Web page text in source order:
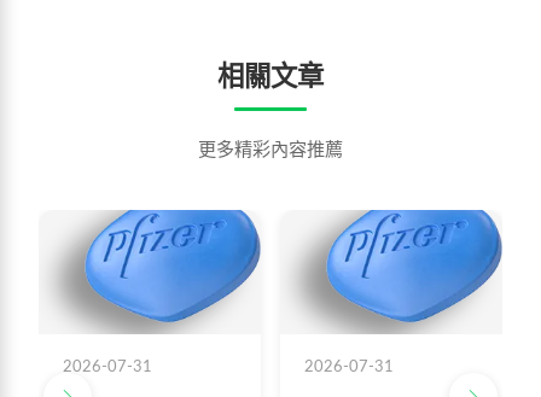
相關文章
更多精彩內容推薦
2026-07-31 2026-07-31